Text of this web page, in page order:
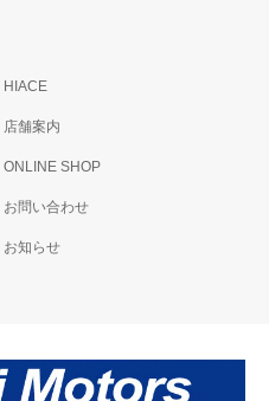
トヨタ レジアスエース
HIACE
店舗案内
ONLINE SHOP
お問い合わせ
お知らせ